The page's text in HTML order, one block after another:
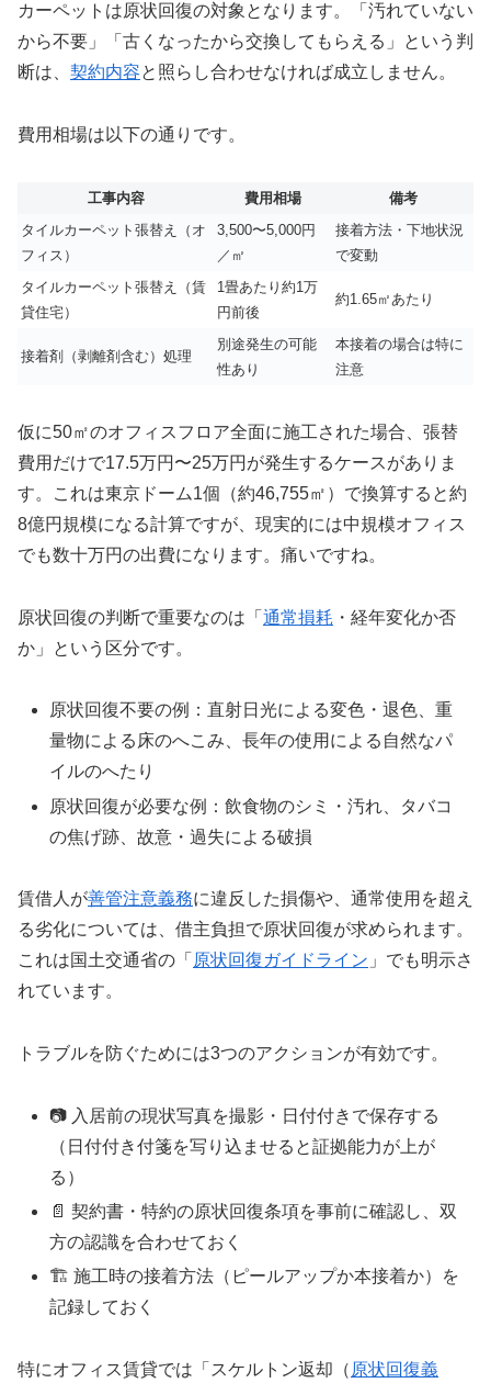
カーペットは原状回復の対象となります。「汚れていない
から不要」「古くなったから交換してもらえる」という判
断は、 契約内容と照らし合わせなければ成立しません。
費用相場は以下の通りです。
工事内容 費用相場
備考
タイルカーペット張替え（オ
フィス）
3,500〜5,000円
／㎡
接着方法・下地状況
で変動
タイルカーペット張替え（賃
貸住宅）
1畳あたり約1万
円前後
約1.65㎡あたり
接着剤（剥離剤含む）処理
別途発生の可能
性あり
本接着の場合は特に
注意
仮に50㎡のオフィスフロア全面に施工された場合、張替
費用だけで17.5万円〜25万円が発生するケースがありま
す。これは東京ドーム1個（約46,755㎡）で換算すると約
8億円規模になる計算ですが、現実的には中規模オフィス
でも数十万円の出費になります。痛いですね。
原状回復の判断で重要なのは「 通常損耗 ・経年変化か否
か」という区分です。
原状回復不要の例：直射日光による変色・退色、重
量物による床のへこみ、長年の使用による自然なパ
イルのへたり
原状回復が必要な例：飲食物のシミ・汚れ、タバコ
の焦げ跡、故意・過失による破損
賃借人が善管注意義務に違反した損傷や、通常使用を超え
る劣化については、借主負担で原状回復が求められます。
これは国土交通省の「 原状回復ガイドライン 」でも明示さ
れています。
トラブルを防ぐためには3つのアクションが有効です。
📷 入居前の現状写真を撮影・日付付きで保存する
（日付付き付箋を写り込ませると証拠能力が上が
る）
📄 契約書・特約の原状回復条項を事前に確認し、双
方の認識を合わせておく
🏗️ 施工時の接着方法（ピールアップか本接着か）を
記録しておく
特にオフィス賃貸では「スケルトン返却（ 原状回復義